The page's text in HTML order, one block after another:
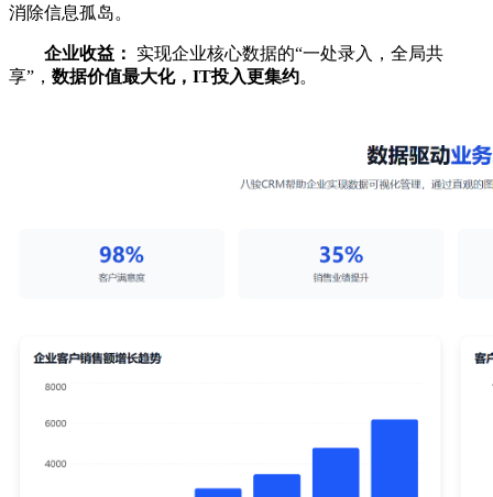
消除信息孤岛。
企业收益：
实现企业核心数据的“一处录入，全局共
享”， 数据价值最大化，IT投入更集约。